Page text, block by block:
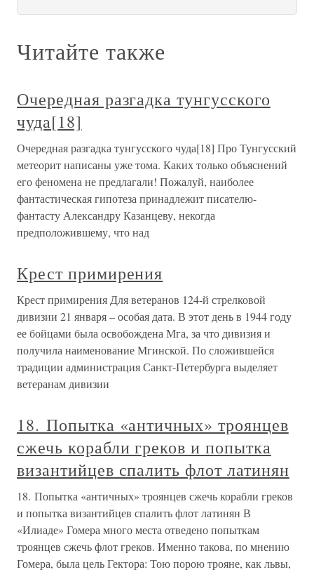
Читайте также
Очередная разгадка тунгусского
чуда[18]
Очередная разгадка тунгусского чуда[18] Про Тунгусский
метеорит написаны уже тома. Каких только объяснений
его феномена не предлагали! Пожалуй, наиболее
фантастическая гипотеза принадлежит писателю-
фантасту Александру Казанцеву, некогда
предположившему, что над
Крест примирения
Крест примирения Для ветеранов 124-й стрелковой
дивизии 21 января – особая дата. В этот день в 1944 году
ее бойцами была освобождена Мга, за что дивизия и
получила наименование Мгинской. По сложившейся
традиции администрация Санкт-Петербурга выделяет
ветеранам дивизии
18. Попытка «античных» троянцев
сжечь корабли греков и попытка
византийцев спалить флот латинян
18. Попытка «античных» троянцев сжечь корабли греков
и попытка византийцев спалить флот латинян В
«Илиаде» Гомера много места отведено попыткам
троянцев сжечь флот греков. Именно такова, по мнению
Гомера, была цель Гектора: Тою порою трояне, как львы,